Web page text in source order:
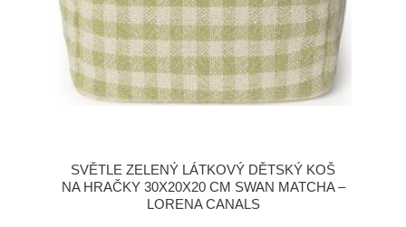
SVĚTLE ZELENÝ LÁTKOVÝ DĚTSKÝ KOŠ
NA HRAČKY 30X20X20 CM SWAN MATCHA –
LORENA CANALS